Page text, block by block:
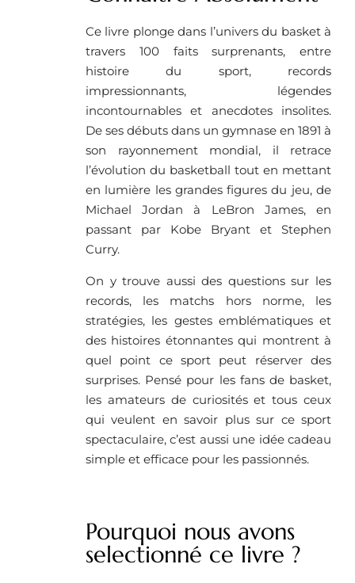
Ce livre plonge dans l’univers du basket à
travers 100 faits surprenants, entre
histoire du sport, records
impressionnants, légendes
incontournables et anecdotes insolites.
De ses débuts dans un gymnase en 1891 à
son rayonnement mondial, il retrace
l’évolution du basketball tout en mettant
en lumière les grandes figures du jeu, de
Michael Jordan à LeBron James, en
passant par Kobe Bryant et Stephen
Curry.
On y trouve aussi des questions sur les
records, les matchs hors norme, les
stratégies, les gestes emblématiques et
des histoires étonnantes qui montrent à
quel point ce sport peut réserver des
surprises. Pensé pour les fans de basket,
les amateurs de curiosités et tous ceux
qui veulent en savoir plus sur ce sport
spectaculaire, c’est aussi une idée cadeau
simple et efficace pour les passionnés.
Pourquoi nous avons
selectionné ce livre ?